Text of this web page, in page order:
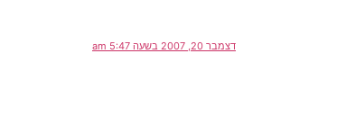
דצמבר 20, 2007 בשעה 5:47 am